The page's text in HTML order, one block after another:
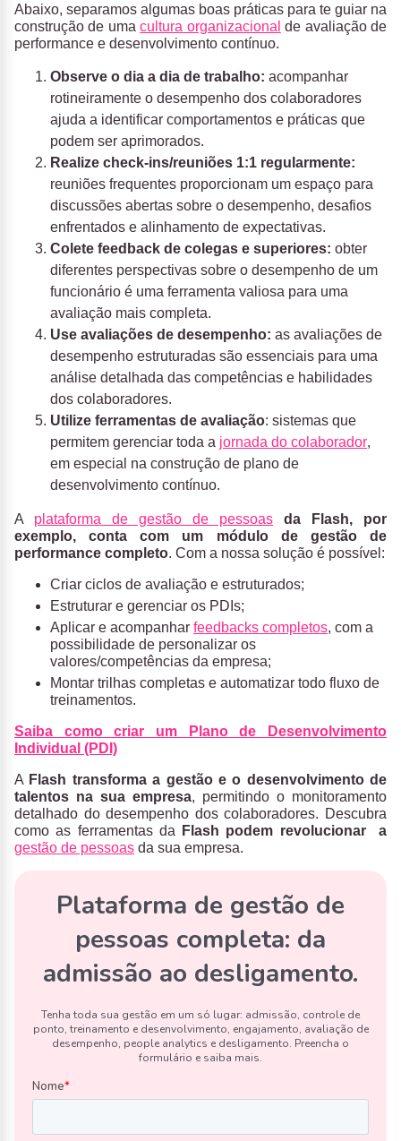
Abaixo, separamos algumas boas práticas para te guiar na
construção de umacultura organizacional de avaliação de
performance e desenvolvimento contínuo.
Observe o dia a dia de trabalho: acompanhar
rotineiramente o desempenho dos colaboradores
ajuda a identificar comportamentos e práticas que
podem ser aprimorados.
Realize check-ins/reuniões 1:1 regularmente:
reuniões frequentes proporcionam um espaço para
discussões abertas sobre o desempenho, desafios
enfrentados e alinhamento de expectativas.
Colete feedback de colegas e superiores: obter
diferentes perspectivas sobre o desempenho de um
funcionário é uma ferramenta valiosa para uma
avaliação mais completa.
Use avaliações de desempenho: as avaliações de
desempenho estruturadas são essenciais para uma
análise detalhada das competências e habilidades
dos colaboradores.
Utilize ferramentas de avaliação: sistemas que
permitem gerenciar toda a jornada do colaborador,
em especial na construção de plano de
desenvolvimento contínuo.
A plataforma de gestão de pessoas da Flash, por
exemplo, conta com um módulo de gestão de
performance completo. Com a nossa solução é possível:
Criar ciclos de avaliação e estruturados;
Estruturar e gerenciar os PDIs;
Aplicar e acompanhar feedbacks completos, com a
possibilidade de personalizar os
valores/competências da empresa;
Montar trilhas completas e automatizar todo fluxo de
treinamentos.
Saiba como criar um Plano de Desenvolvimento
Individual (PDI)
A Flash transforma a gestão e o desenvolvimento de
talentos na sua empresa, permitindo o monitoramento
detalhado do desempenho dos colaboradores. Descubra
como as ferramentas da
Flash podem revolucionar a
gestão de pessoas da sua empresa.